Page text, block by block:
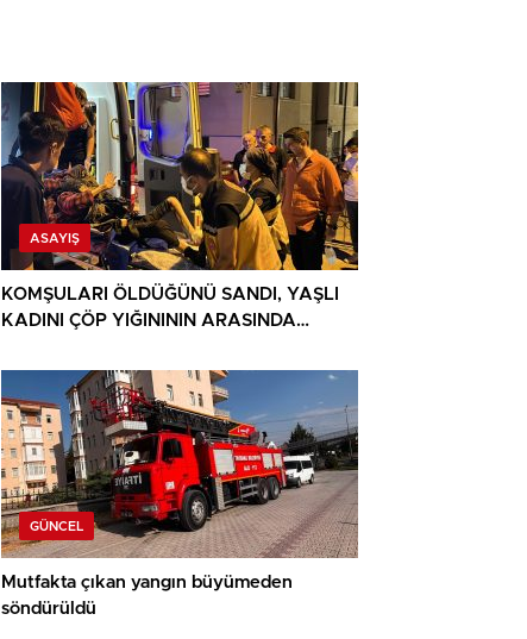
ASAYIŞ
KOMŞULARI ÖLDÜĞÜNÜ SANDI, YAŞLI
KADINI ÇÖP YIĞINININ ARASINDA
GÜNCEL
Mutfakta çıkan yangın büyümeden
söndürüldü